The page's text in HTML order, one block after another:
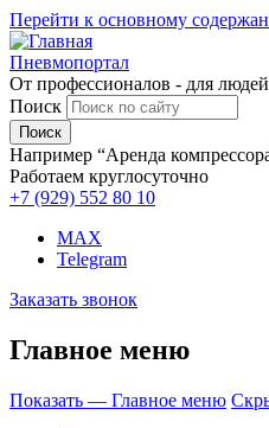
Перейти к основному
Пневмопортал
От профессионалов - для людей
Поиск
Например “Аренда
Работаем круглосуточно
+7 (929) 552 80 10
MAX
Telegram
Заказать звонок
Главное меню
Показать — Главное меню